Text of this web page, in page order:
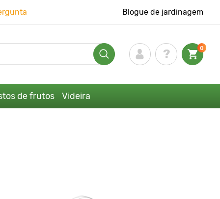
Blogue de jardinagem
0
de frutos Videira